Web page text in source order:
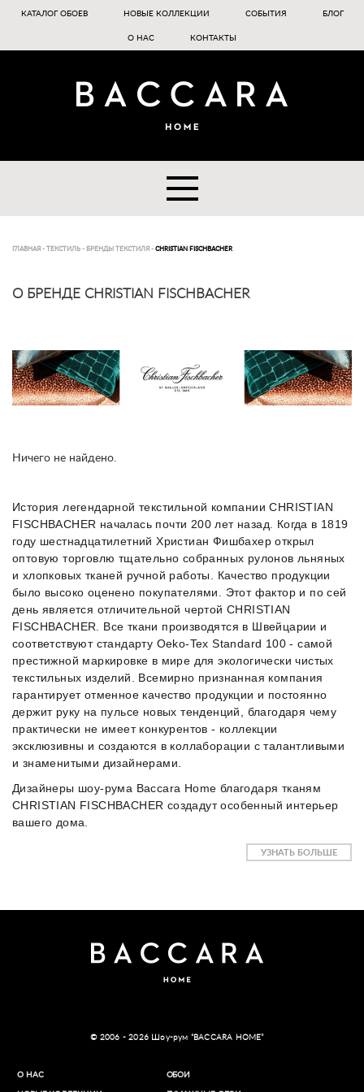
КАТАЛОГ ОБОЕВ НОВЫЕ КОЛЛЕКЦИИ СОБЫТИЯ БЛОГ
О НАС КОНТАКТЫ
ГЛАВНАЯ - ТЕКСТИЛЬ - БРЕНДЫ ТЕКСТИЛЯ - CHRISTIAN FISCHBACHER
О БРЕНДЕ CHRISTIAN FISCHBACHER
Ничего не найдено.
История легендарной текстильной компании CHRISTIAN
FISCHBACHER началась почти 200 лет назад. Когда в 1819
году шестнадцатилетний Христиан Фишбахер открыл
оптовую торговлю тщательно собранных рулонов льняных
и хлопковых тканей ручной работы. Качество продукции
было высоко оценено покупателями. Этот фактор и по сей
день является отличительной чертой CHRISTIAN
FISCHBACHER. Все ткани производятся в Швейцарии и
соответствуют стандарту Oeko-Tex Standard 100 - самой
престижной маркировке в мире для экологически чистых
текстильных изделий. Всемирно признанная компания
гарантирует отменное качество продукции и постоянно
держит руку на пульсе новых тенденций, благодаря чему
практически не имеет конкурентов - коллекции
эксклюзивны и создаются в коллаборации с талантливыми
и знаменитыми дизайнерами.
Дизайнеры шоу-рума Baccara Home благодаря тканям
CHRISTIAN FISCHBACHER создадут особенный интерьер
вашего дома.
УЗНАТЬ БОЛЬШЕ
© 2006 - 2026 Шоу-рум “BACCARA HOME”
О НАС ОБОИ